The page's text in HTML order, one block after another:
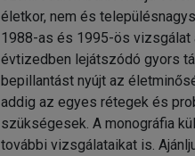
életkor, nem és
1988-as és 1995-ös
évtizedben lejátszódó gyors
bepillantást nyújt az
addig az egyes rétegek és
szükségesek. A monográfia
további vizsgálataikat is.